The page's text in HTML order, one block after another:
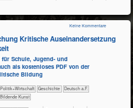
Kritische Auseinandersetzung
Schule, Jugend- und
als kostenloses PDF von der
Bildung
​​​​​​​​​Politik+​Wirtschaft ​​​​​​​​Geschichte
​​​Deutsch a.F.
Bildende Kunst
Keine Kommentare